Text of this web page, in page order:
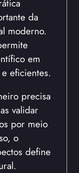
da
moderno.
em
eficientes.
precisa
validar
por meio
o
define